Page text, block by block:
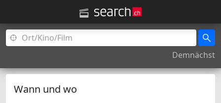
Demnächst
Wann und wo